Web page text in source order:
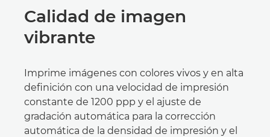
Calidad de imagen
vibrante
Imprime imágenes con colores vivos y en alta
definición con una velocidad de impresión
constante de 1200 ppp y el ajuste de
gradación automática para la corrección
automática de la densidad de impresión y el